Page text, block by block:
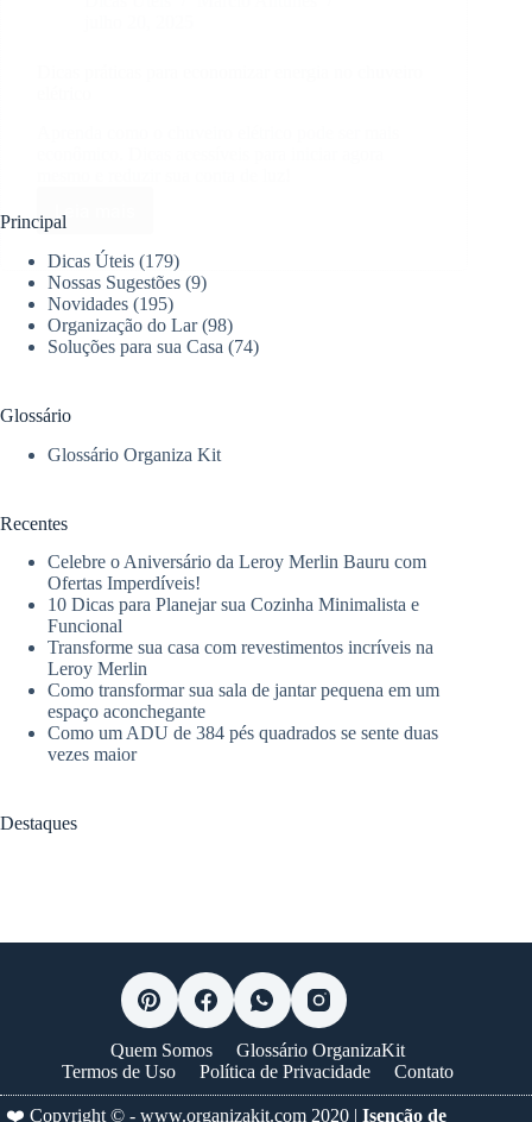
Leia mais
para
economizar
energia
no
chuveiro
Principal
Dicas Úteis (179)
Nossas Sugestões (9)
Novidades (195)
Organização do Lar(98)
Soluções para sua Casa (74)
Glossário
Glossário Organiza Kit
Recentes
Celebre o Aniversário da Leroy Merlin Bauru com
Ofertas Imperdíveis!
10 Dicas para Planejar sua Cozinha Minimalista e
Funcional
Transforme sua casa com revestimentos incríveis na
Leroy Merlin
Como transformar sua sala de jantar pequena em um
espaço aconchegante
Como um ADU de 384 pés quadrados se sente duas
vezes maior
Destaques
Quem Somos
Glossário OrganizaKit
Termos de Uso
Política de Privacidade Contato
❤️ Copyright © - www.organizakit.com 2020 | Isenção de